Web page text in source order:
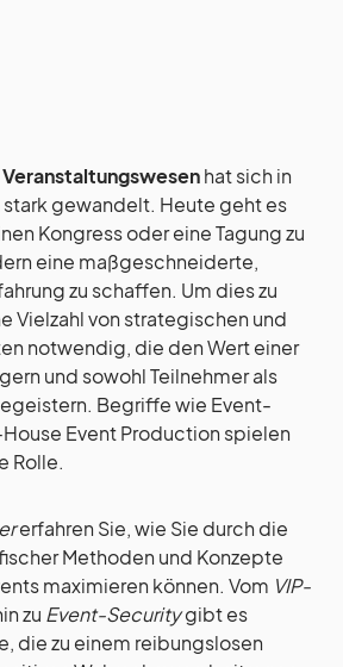
Veranstaltungswesenhat sich in
stark gewandelt. Heute geht es
Kongress oder eine Tagung zu
eine maßgeschneiderte,
zu schaffen. Um dies zu
Vielzahl von strategischen und
notwendig, die den Wert einer
und sowohl Teilnehmer als
Begriffe wie Event-
Event Production spielen
Rolle.
erfahren Sie, wie Sie durch die
Methoden und Konzepte
maximieren können. Vom VIP-
zu Event-Securitygibt es
die zu einem reibungslosen